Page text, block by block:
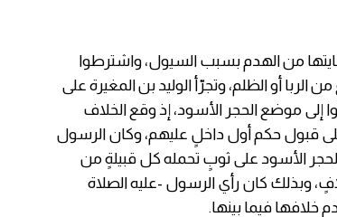
من الهدم بسبب السيول، واشترطوا
الربا أو الظلم، وتجرّأ الوليد بن المغيرة على
إلى موضع الحجر الأسود، إذ وقع الخلاف
قبول حكم أول داخلٍ عليهم، وكان الرسول
الأسود على ثوبٍ تحمله كل قبيلةٍ من
وبذلك كان رأي الرسول -عليه الصلاة
خلافها فيما بينها.